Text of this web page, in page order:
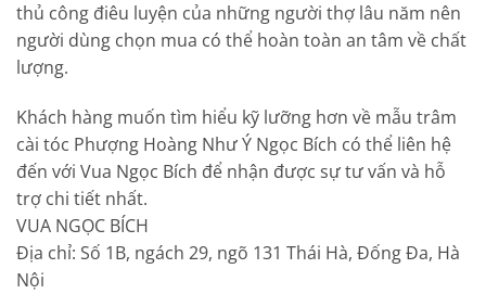
thủ công điêu luyện của những người thợ lâu năm nên
người dùng chọn mua có thể hoàn toàn an tâm về chất
lượng.
Khách hàng muốn tìm hiểu kỹ lưỡng hơn về mẫu trâm
cài tóc Phượng Hoàng Như Ý Ngọc Bích có thể liên hệ
đến với Vua Ngọc Bích để nhận được sự tư vấn và hỗ
trợ chi tiết nhất.
VUA NGỌC BÍCH
Địa chỉ: Số 1B, ngách 29, ngõ 131 Thái Hà, Đống Đa, Hà
Nội